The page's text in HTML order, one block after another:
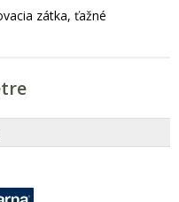
zátka, ťažné